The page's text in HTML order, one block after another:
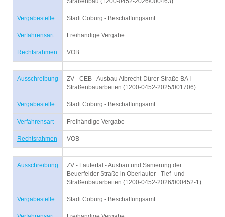
Vergabestelle Stadt Coburg - Beschaffungsamt
Verfahrensart Freihändige Vergabe
Rechtsrahmen VOB
Ausschreibung
ZV - CEB - Ausbau Albrecht-Dürer-Straße BA I -
Straßenbauarbeiten (1200-0452-2025/001706)
Vergabestelle Stadt Coburg - Beschaffungsamt
Verfahrensart Freihändige Vergabe
Rechtsrahmen VOB
Ausschreibung
ZV - Lautertal - Ausbau und Sanierung der
Beuerfelder Straße in Oberlauter - Tief- und
Straßenbauarbeiten (1200-0452-2026/000452-1)
Vergabestelle Stadt Coburg - Beschaffungsamt